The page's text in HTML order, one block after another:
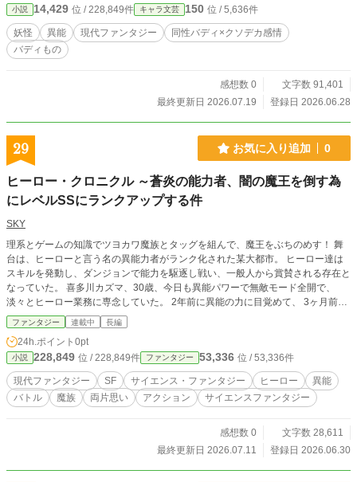
小説 14,429 位 / 228,849件 キャラ文芸 150 位 / 5,636件
妖怪 異能 現代ファンタジー
同性バディ×クソデカ感情
バディもの
感想数 0
文字数 91,401
最終更新日 2026.07.19
登録日 2026.06.28
29 お気に入り追加 0
ヒーロー・クロニクル ～蒼炎の能力者、闇の魔王を倒す為
にレベルSSにランクアップする件
SKY
理系とゲームの知識でツヨカワ魔族とタッグを組んで、魔王をぶちのめす！ 舞
台は、ヒーローと言う名の異能力者がランク化された某大都市。 ヒーロー達は
スキルを発動し、ダンジョンで能力を駆逐し戦い、一般人から賞賛される存在と
なっていた。 喜多川カズマ、30歳、今日も異能パワーで無敵モード全開で、
淡々とヒーロー業務に専念していた。 2年前に異能の力に目覚めて、 3ヶ月前に
ヒーローとして登録してから、 Lv 5550と、ランクHからCにまで上り詰めた。
ある日、いつも通りにショーに参加し異能を発揮していた彼は、突然、天空都市
に拉致られる。 そこで出会ったのは、最強の戦闘部族である、ヌイイ族の女、
アリナだった。 二人は協力して、強敵ドラゴンを倒す事に成功する。 だが、彼
女は突然、力の上限値に達して覚醒してしまう。 そこで救えるのは、運命の人
からのキスであるとしらされる…… 自分と彼女は、運命の赤い糸で結ばれてい
る事に気付く。 女性が苦手なのカズマは渋々彼女に口付けして、彼女は事なき
と決めた筈なのに、自分にひたすら一途で全肯定してくれる彼女に、カズマの心
から魔族の集団が襲いかかってきた。 彼は、持ち前の理数系の知識とゲームの
ファンタジー 連載中 長編
24h.ポイント 0pt
小説 228,849 位 / 228,849件 ファンタジー 53,336 位 / 53,336件
現代ファンタジー SF サイエンス・ファンタジー ヒーロー
異能
バトル
魔族 両片思い アクション サイエンスファンタジー
感想数 0
文字数 28,611
最終更新日 2026.07.11
登録日 2026.06.30